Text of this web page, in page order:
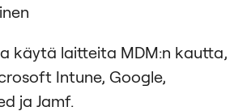
käytä laitteita MDM:n kautta,
Intune, Google,
ja Jamf.